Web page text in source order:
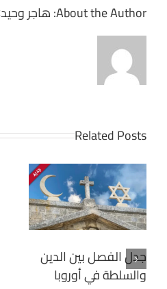
About the Author: هاجر وحيد
Related Posts
جدل الفصل بين الدين
والسلطة في أوروبا